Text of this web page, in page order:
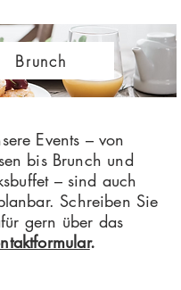
Brunch
Events – von
bis Brunch und
– sind auch
Schreiben Sie
gern über das
.